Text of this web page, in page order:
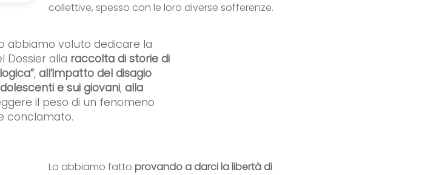
collettive, spesso con le loro diverse sofferenze.
abbiamo voluto dedicare la
Dossier alla raccolta di storie di
,all’impatto del disagio
e sui giovani,alla
il peso di un fenomeno
conclamato.
Lo abbiamo fattoprovando a darci la libertà di